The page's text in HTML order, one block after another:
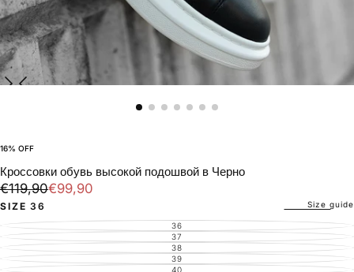
16% OFF
Кроссовки обувь высокой подошвой в Черно
€99,90
Regular
price
€119,90Sale
€99,90
SIZE 36 Size guide
36VARIANT
SOLD
OUT
OR
UNAVAILABLE
37VARIANT
SOLD
OUT
OR
38VARIANT
SOLD
OUT
39VARIANT
SOLD
40